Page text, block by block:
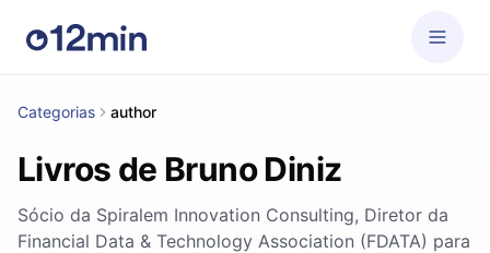
Categorias author
Livros de Bruno Diniz
Sócio da Spiralem Innovation Consulting, Diretor da
Financial Data & Technology Association (FDATA) para